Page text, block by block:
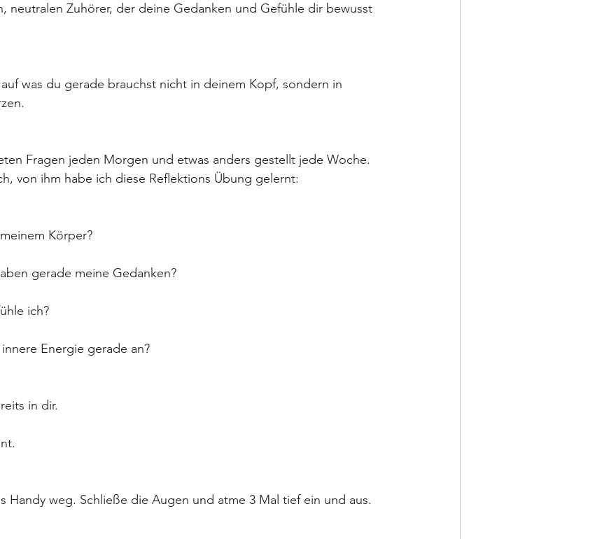
neutralen Zuhörer, der deine Gedanken und Gefühle dir bewusst
was du gerade brauchst nicht in deinem Kopf, sondern in
Fragen jeden Morgen und etwas anders gestellt jede Woche.
von ihm habe ich diese Reflektions Übung gelernt:
Körper?
gerade meine Gedanken?
ich?
Energie gerade an?
in dir.
Handy weg. Schließe die Augen und atme 3 Mal tief ein und aus.